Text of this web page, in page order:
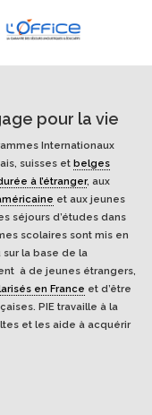
pour la vie
Internationaux
suisses et belges
à l’étranger, aux
et aux jeunes
séjours d’études dans
scolaires sont mis en
sur la base de la
à de jeunes étrangers,
en France et d’être
PIE travaille à la
et les aide à acquérir